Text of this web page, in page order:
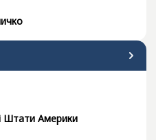
Штати Америки